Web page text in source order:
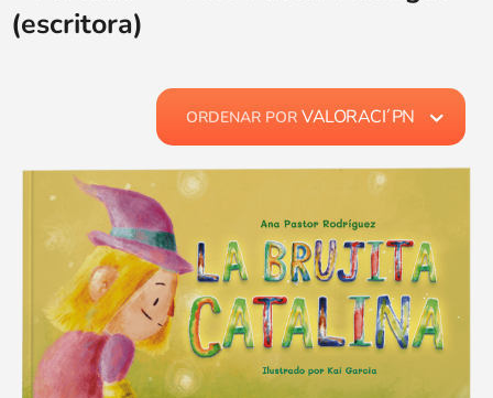
(escritora)
ORDENAR PORVALORACI´PN